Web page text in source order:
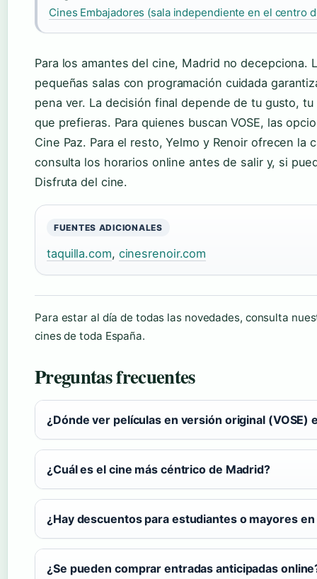
Cines Embajadores (sala independiente en el centro
Para los amantes del cine, Madrid no decepciona.
pequeñas salas con programación cuidada
pena ver. La decisión final depende de tu gusto,
que prefieras. Para quienes buscan VOSE, las
Cine Paz. Para el resto, Yelmo y Renoir ofrecen la
consulta los horarios online antes de salir y, si
Disfruta del cine.
FUENTES ADICIONALES
taquilla.com, cinesrenoir.com
Para estar al día de todas las novedades, consulta
cines de toda España.
Preguntas frecuentes
¿Dónde ver películas en versión original (VOSE)
¿Cuál es el cine más céntrico de Madrid?
¿Hay descuentos para estudiantes o mayores
¿Se pueden comprar entradas anticipadas